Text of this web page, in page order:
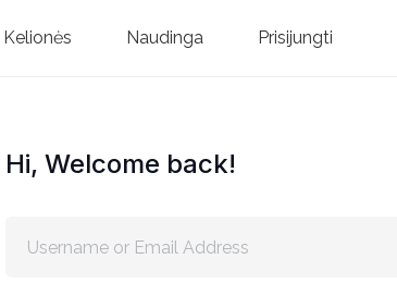
Kelionės Naudinga Prisijungti
Hi, Welcome back!